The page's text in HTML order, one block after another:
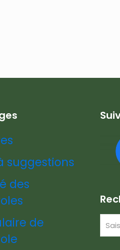
suggestions
des
de